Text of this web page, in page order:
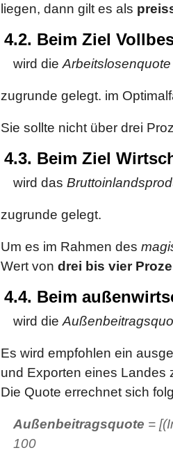
liegen, dann gilt es als
4.2. Beim Ziel
wird die Arbeitslosenquote
zugrunde gelegt. im
Sie sollte nicht über drei
4.3. Beim Ziel
wird das
zugrunde gelegt.
Um es im Rahmen des
Wert von drei bis vier
4.4. Beim
wird die
Es wird empfohlen ein
und Exporten eines Landes
Die Quote errechnet sich
Außenbeitragsquote =
100